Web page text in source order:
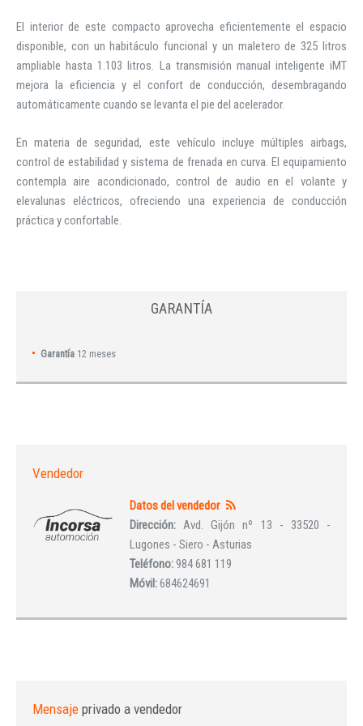
El interior de este compacto aprovecha eficientemente el espacio
disponible, con un habitáculo funcional y un maletero de 325 litros
ampliable hasta 1.103 litros. La transmisión manual inteligente iMT
mejora la eficiencia y el confort de conducción, desembragando
automáticamente cuando se levanta el pie del acelerador.
En materia de seguridad, este vehículo incluye múltiples airbags,
control de estabilidad y sistema de frenada en curva. El equipamiento
contempla aire acondicionado, control de audio en el volante y
elevalunas eléctricos, ofreciendo una experiencia de conducción
práctica y confortable.
GARANTÍA
Garantía 12 meses
Vendedor
Datos del vendedor
Dirección:Avd. Gijón nº 13 - 33520 -
Lugones - Siero - Asturias
Teléfono:984 681 119
Móvil:684624691
Mensaje privado a vendedor